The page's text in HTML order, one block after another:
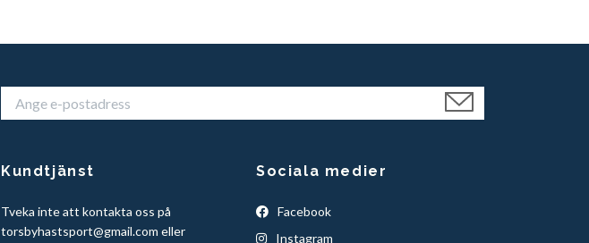
Kundtjänst
Tveka inte att kontakta oss på
torsbyhastsport@gmail.com eller
Sociala medier
Facebook
Instagram